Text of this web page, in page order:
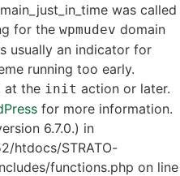
was called
for the wpmudev domain
usually an indicator for
running too early.
at the init action or later.
for more information.
6.7.0.) in
htdocs/STRATO-
functions.php on line